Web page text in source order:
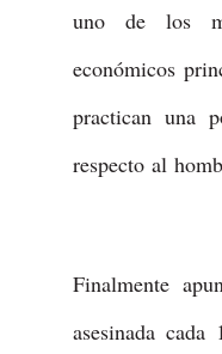
uno de los
económicos
practican una
respecto al
Finalmente
asesinada